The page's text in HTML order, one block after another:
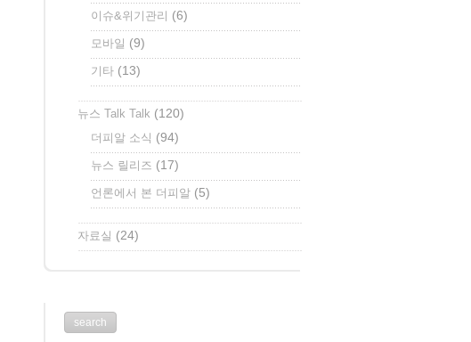
이슈&위기관리 (6)
모바일 (9)
기타 (13)
뉴스 Talk Talk (120)
더피알 소식 (94)
뉴스 릴리즈 (17)
언론에서 본 더피알 (5)
자료실 (24)